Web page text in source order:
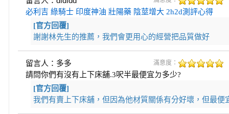
必利吉 綠騎士 印度神油 壯陽藥 陰莖增大 2h2d測評心得
[官方回覆]
謝謝林先生的推薦，我們會更用心的經營把品質做好
留言人：多多 滿意度：
請問你們有沒有上下床舖.3呎半最便宜ㄉ多少?
[官方回覆]
我們有賣上下床舖，但因為他材質關係有分好壞，但最